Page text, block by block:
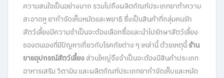
ความสนใจเป็นอย่างมาก รวมไปถึงผลิตภัณฑ์ประเภทยาทำความ
สะอาดหู ยากำจัดเห็บหมัดและพยาธิ ซึ่งเป็นสินค้าที่กลุ่มคนรัก
สัตว์เลี้ยงมีความจำเป็นจะต้องเลือกซื้อและนำไปรักษาสัตว์เลี้ยง
ของตนเองที่มีปัญหาเกี่ยวกับโรคภัยต่าง ๆ เหล่านี้ ด้วยเหตุนี้ร้าน
ขายอุปกรณ์สัตว์เลี้ยงส่วนใหญ่จึงจำเป็นจะต้องมีสินค้าประเภท
อาหารเสริม วิตามิน และผลิตภัณฑ์ประเภทยากำจัดเห็บและหมัด